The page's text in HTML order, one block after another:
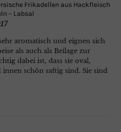
Frikadellen aus Hackfleisch
– Labsal
aromatisch und eignen sich
als auch als Beilage zur
dabei ist, dass sie oval,
schön saftig sind. Sie sind